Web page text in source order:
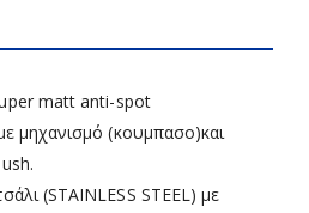
matt anti-spot
μηχανισμό (κουμπασο)και
(STAINLESS STEEL) με